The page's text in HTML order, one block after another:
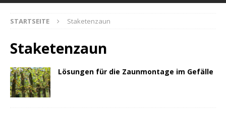
STARTSEITE Staketenzaun
Staketenzaun
Lösungen für die Zaunmontage im Gefälle